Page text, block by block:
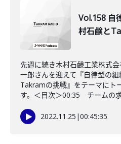
Vol.158 自
村石鹸と
先週に続き木村石鹸工業株式
一郎さんを迎えて『自律型の
Takramの挑戦』をテーマにト
す。＜目次＞00:35 チームの
2022.11.25 |00:45:35